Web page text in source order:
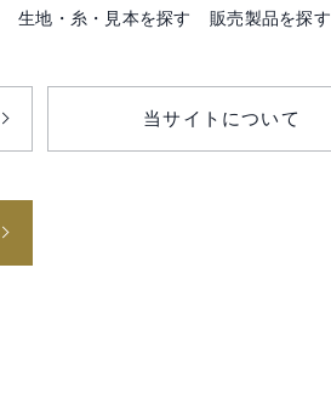
生地・糸・見本を探す 販売製品を探す
当サイトについて